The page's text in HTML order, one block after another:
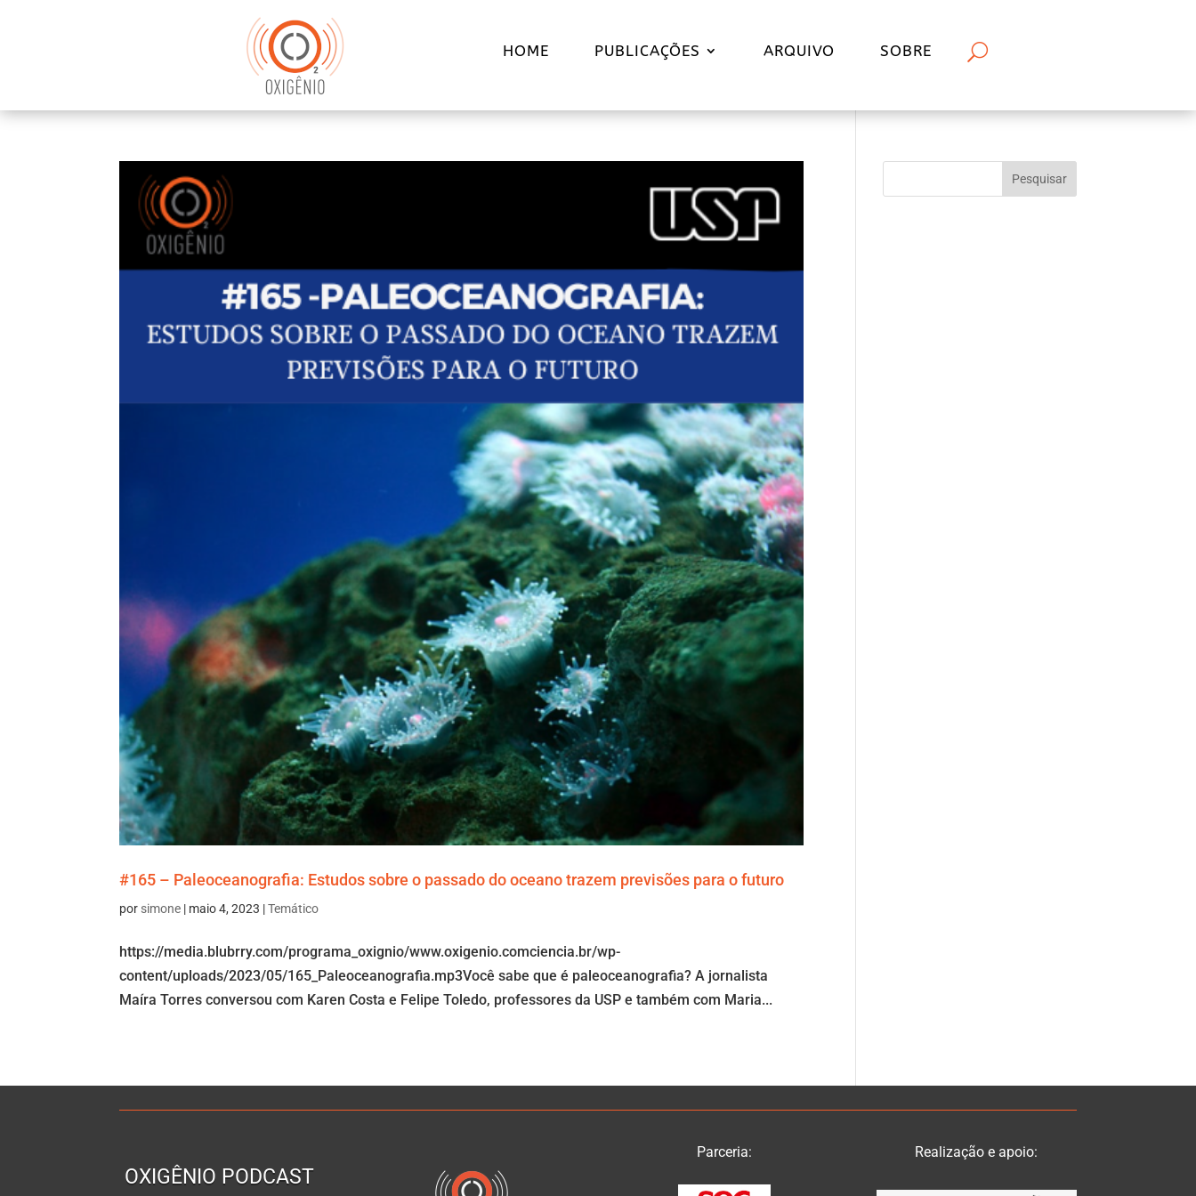
HOME PUBLICAÇÕES ARQUIVO SOBRE
#165 – Paleoceanografia: Estudos sobre o passado do oceano trazem previsões para o futuro
por simone | maio 4, 2023 |Temático
https://media.blubrry.com/programa_oxignio/www.oxigenio.comciencia.br/wp-
content/uploads/2023/05/165_Paleoceanografia.mp3Você sabe que é paleoceanografia? A jornalista
Maíra Torres conversou com Karen Costa e Felipe Toledo, professores da USP e também com Maria...
OXIGÊNIO PODCAST
Parceria: Realização e apoio: